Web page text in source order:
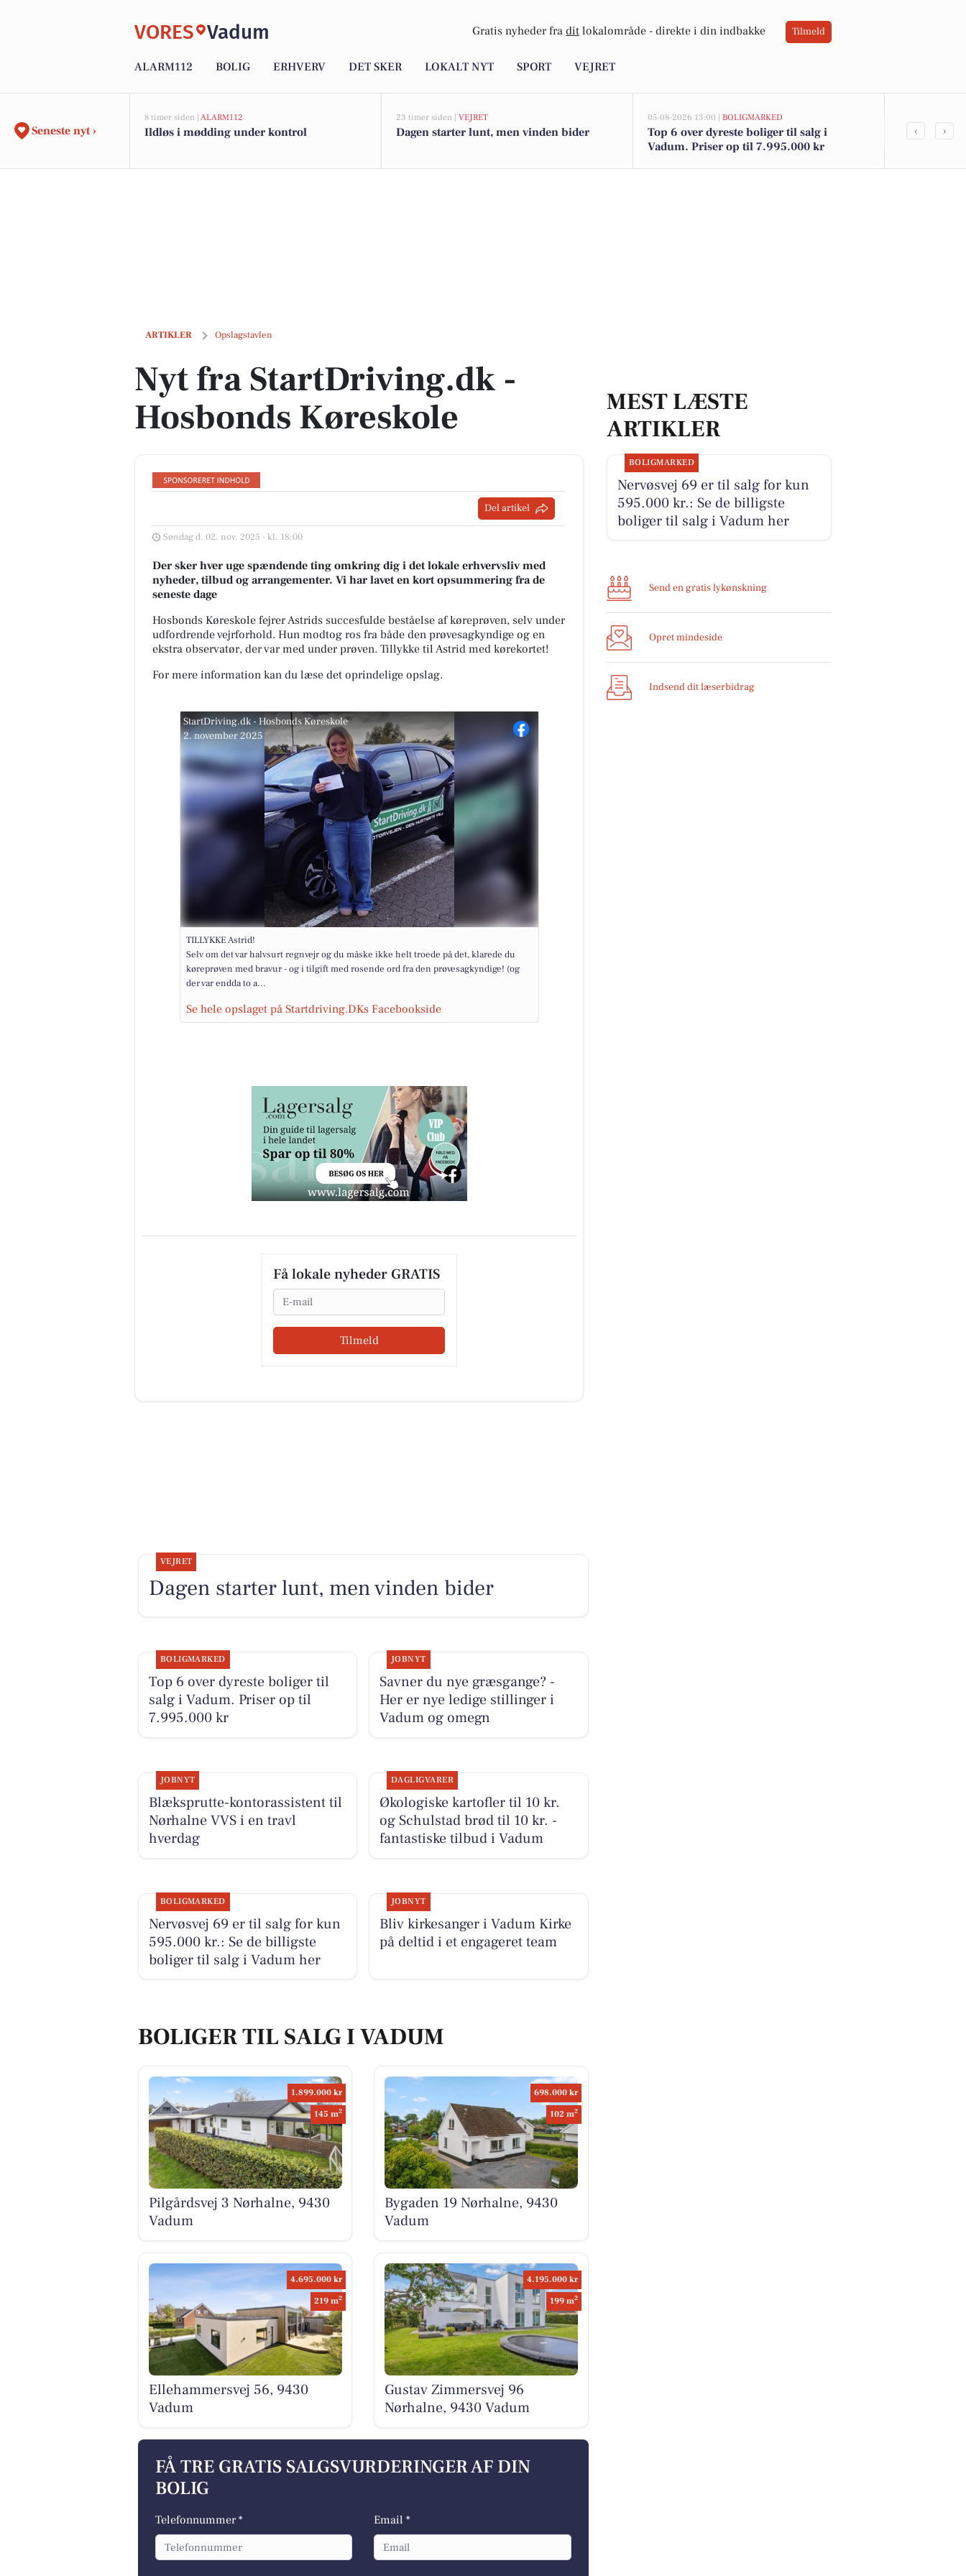
VORES Vadum Gratis nyheder fra dit lokalområde - direkte i din indbakke Tilmeld
ALARM112 BOLIG ERHVERV DET SKER LOKALT NYT SPORT VEJRET
Seneste nyt ›
8 timer siden | ALARM112
Ildløs i mødding under kontrol
23 timer siden | VEJRET
Dagen starter lunt, men vinden bider
05-08-2026 13:00 | BOLIGMARKED
Top 6 over dyreste boliger til salg i
Vadum. Priser op til 7.995.000 kr
Savner du
‹ ›
ARTIKLER Opslagstavlen
Nyt fra StartDriving.dk - Hosbonds Køreskole
Nyt fra StartDriving.dk -
Hosbonds Køreskole
Del artikel
Søndag d. 02. nov. 2025 - kl. 18:00
Der sker hver uge spændende ting omkring dig i det lokale erhvervsliv med
nyheder, tilbud og arrangementer. Vi har lavet en kort opsummering fra de
seneste dage
Hosbonds Køreskole fejrer Astrids succesfulde beståelse af køreprøven, selv under
udfordrende vejrforhold. Hun modtog ros fra både den prøvesagkyndige og en
ekstra observatør, der var med under prøven. Tillykke til Astrid med kørekortet!
For mere information kan du læse det oprindelige opslag.
StartDriving.dk - Hosbonds Køreskole
2. november 2025
TILLYKKE Astrid!
Selv om det var halvsurt regnvejr og du måske ikke helt troede på det, klarede du
køreprøven med bravur - og i tilgift med rosende ord fra den prøvesagkyndige! (og
der var endda to a...
Se hele opslaget på Startdriving.DKs Facebookside
Få lokale nyheder GRATIS
Email
Tilmeld
MEST LÆSTE
ARTIKLER
BOLIGMARKED
Nervøsvej 69 er til salg for kun
595.000 kr.: Se de billigste
boliger til salg i Vadum her
Send en gratis lykønskning
Opret mindeside
Indsend dit læserbidrag
VEJRET
Dagen starter lunt, men vinden bider
BOLIGMARKED
Top 6 over dyreste boliger til
salg i Vadum. Priser op til
7.995.000 kr
JOBNYT
Savner du nye græsgange? -
Her er nye ledige stillinger i
Vadum og omegn
JOBNYT
Blæksprutte-kontorassistent til
Nørhalne VVS i en travl
hverdag
DAGLIGVARER
Økologiske kartofler til 10 kr.
og Schulstad brød til 10 kr. -
fantastiske tilbud i Vadum
BOLIGMARKED
Nervøsvej 69 er til salg for kun
595.000 kr.: Se de billigste
boliger til salg i Vadum her
JOBNYT
Bliv kirkesanger i Vadum Kirke
på deltid i et engageret team
BOLIGER TIL SALG I VADUM
1.899.000 kr
145 m2
Pilgårdsvej 3 Nørhalne, 9430
Vadum
698.000 kr
102 m2
Bygaden 19 Nørhalne, 9430
Vadum
4.695.000 kr
219 m2
Ellehammersvej 56, 9430
Vadum
4.195.000 kr
199 m2
Gustav Zimmersvej 96
Nørhalne, 9430 Vadum
FÅ TRE GRATIS SALGSVURDERINGER AF DIN
BOLIG
Telefonnummer * Email *